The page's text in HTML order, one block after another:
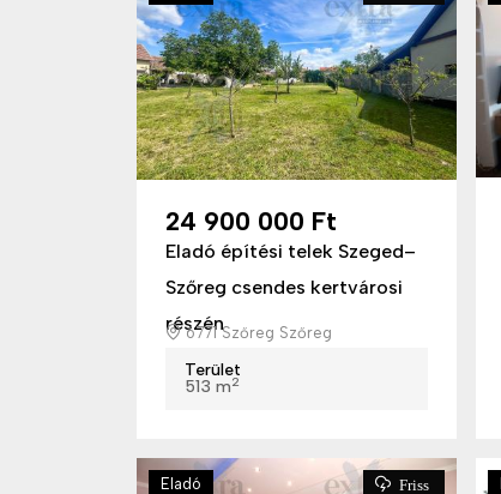
24 900 000 Ft
Eladó építési telek Szeged–
Szőreg csendes kertvárosi
részén
6771 Szőreg Szőreg
Terület
513 m2
Eladó Friss